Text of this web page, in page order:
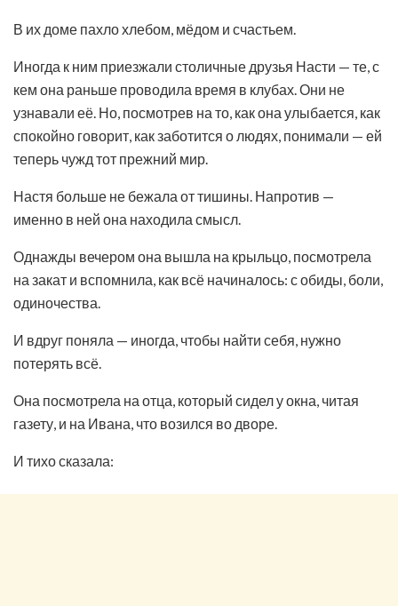
В их доме пахло хлебом, мёдом и счастьем.
Иногда к ним приезжали столичные друзья Насти — те, с
кем она раньше проводила время в клубах. Они не
узнавали её. Но, посмотрев на то, как она улыбается, как
спокойно говорит, как заботится о людях, понимали — ей
теперь чужд тот прежний мир.
Настя больше не бежала от тишины. Напротив —
именно в ней она находила смысл.
Однажды вечером она вышла на крыльцо, посмотрела
на закат и вспомнила, как всё начиналось: с обиды, боли,
одиночества.
И вдруг поняла — иногда, чтобы найти себя, нужно
потерять всё.
Она посмотрела на отца, который сидел у окна, читая
газету, и на Ивана, что возился во дворе.
И тихо сказала: